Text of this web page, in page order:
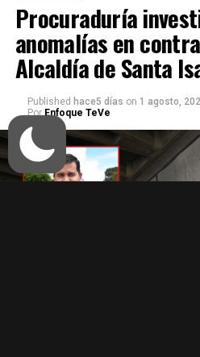
Procuraduría
anomalías en
Alcaldía de Santa
Published hace5 días on 1 agosto,
Por Enfoque TeVe